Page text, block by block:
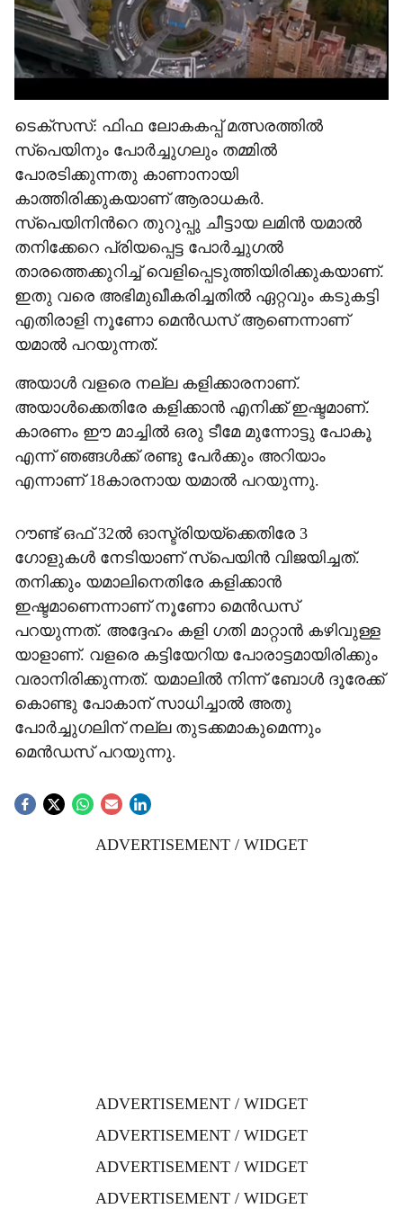
ടെക്സസ്: ഫിഫ ലോകകപ്പ് മത്സരത്തിൽ
സ്പെയിനും പോർച്ചുഗലും തമ്മിൽ
പോരടിക്കുന്നതു കാണാനായി
കാത്തിരിക്കുകയാണ് ആരാധകർ.
സ്പെയിനിന്‍റെ തുറുപ്പു ചീട്ടായ ലമിൻ യമാൽ
തനിക്കേറെ പ്രിയപ്പെട്ട പോർച്ചുഗൽ
താരത്തെക്കുറിച്ച് വെളിപ്പെടുത്തിയിരിക്കുകയാണ്.
ഇതു വരെ അഭിമുഖീകരിച്ചതിൽ ഏറ്റവും കടുകട്ടി
എതിരാളി നൂണോ മെൻഡസ് ആണെന്നാണ്
യമാൽ പറയുന്നത്.
അയാൾ വളരെ നല്ല കളിക്കാരനാണ്.
അയാൾക്കെതിരേ കളിക്കാൻ എനിക്ക് ഇഷ്ടമാണ്.
കാരണം ഈ മാച്ചിൽ ഒരു ടീമേ മുന്നോട്ടു പോകൂ
എന്ന് ഞങ്ങൾക്ക് രണ്ടു പേർക്കും അറിയാം
എന്നാണ് 18കാരനായ യമാൽ പറയുന്നു.
റൗണ്ട് ഒഫ് 32ൽ ഓസ്ട്രിയയ്ക്കെതിരേ 3
ഗോളുകൾ നേടിയാണ് സ്പെയിൻ വിജയിച്ചത്.
തനിക്കും യമാലിനെതിരേ കളിക്കാൻ
ഇഷ്ടമാണെന്നാണ് നൂണോ മെൻഡസ്
പറയുന്നത്. അദ്ദേഹം കളി ഗതി മാറ്റാൻ കഴിവുള്ള
യാളാണ്. വളരെ കട്ടിയേറിയ പോരാട്ടമായിരിക്കും
വരാനിരിക്കുന്നത്. യമാലിൽ നിന്ന് ബോൾ ദൂരേക്ക്
കൊണ്ടു പോകാന് സാധിച്ചാൽ അതു
പോർച്ചുഗലിന് നല്ല തുടക്കമാകുമെന്നും
മെൻഡസ് പറയുന്നു.
ADVERTISEMENT / WIDGET
ADVERTISEMENT / WIDGET
ADVERTISEMENT / WIDGET
ADVERTISEMENT / WIDGET
ADVERTISEMENT / WIDGET